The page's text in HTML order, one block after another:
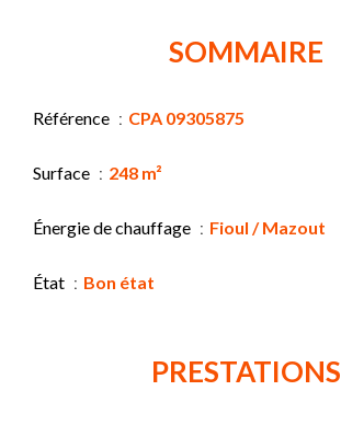
SOMMAIRE
Référence CPA 09305875
Surface 248 m²
Énergie de chauffage Fioul / Mazout
État Bon état
PRESTATIONS